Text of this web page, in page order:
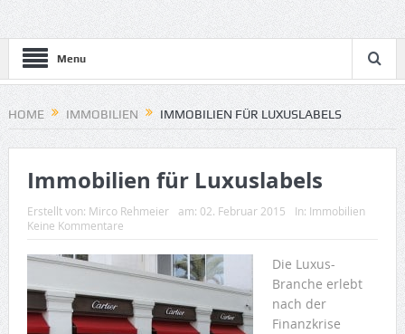
Menu
HOME IMMOBILIEN IMMOBILIEN FÜR LUXUSLABELS
Immobilien für Luxuslabels
Erstellt von: Mirco Rehmeier am: 02. Februar 2015 In: Immobilien
Keine Kommentare
Die Luxus-
Branche erlebt
nach der
Finanzkrise